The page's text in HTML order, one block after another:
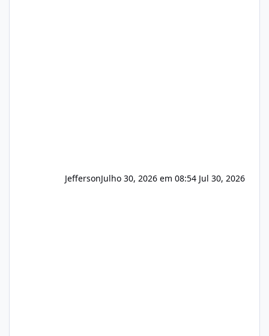
JeffersonJulho 30, 2026 em 08:54 Jul 30, 2026